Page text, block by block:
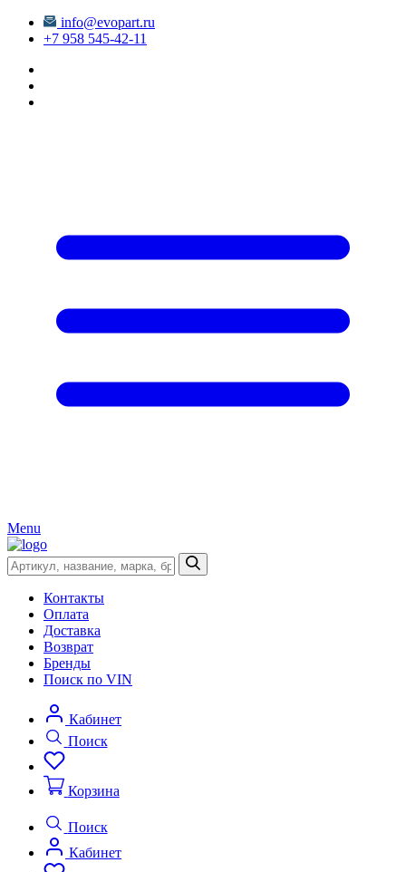
info@evopart.ru
+7 958 545-42-11
Menu
Контакты
Оплата
Доставка
Возврат
Бренды
Поиск по VIN
Кабинет
Поиск
Корзина
Поиск
Кабинет